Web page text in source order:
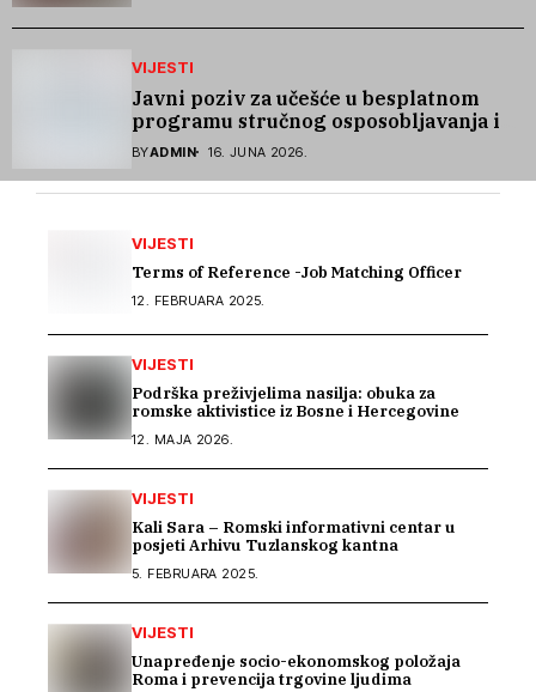
VIJESTI
Javni poziv za učešće u besplatnom
programu stručnog osposobljavanja i
podrške pri zapošljavanju
BYADMIN 16. JUNA 2026.
VIJESTI
Terms of Reference -Job Matching Officer
12. FEBRUARA 2025.
VIJESTI
Podrška preživjelima nasilja: obuka za
romske aktivistice iz Bosne i Hercegovine
12. MAJA 2026.
VIJESTI
Kali Sara – Romski informativni centar u
posjeti Arhivu Tuzlanskog kantna
5. FEBRUARA 2025.
VIJESTI
Unapređenje socio-ekonomskog položaja
Roma i prevencija trgovine ljudima